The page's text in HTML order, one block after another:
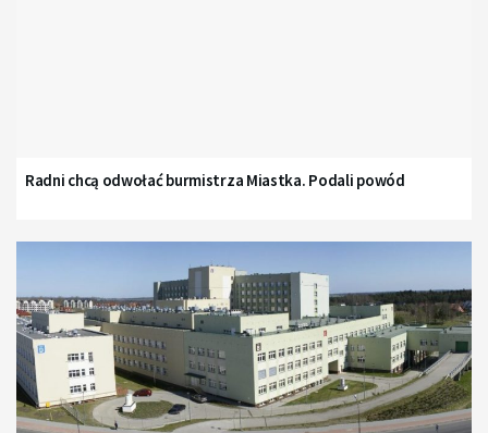
Radni chcą odwołać burmistrza Miastka. Podali powód